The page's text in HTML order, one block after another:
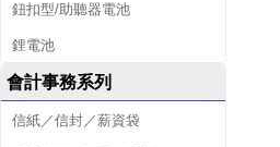
鈕扣型/助聽器電池
鋰電池
會計事務系列
信紙／信封／薪資袋